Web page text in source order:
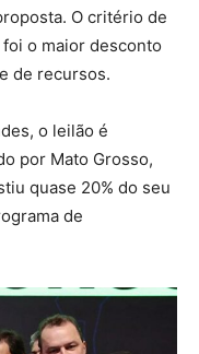
O critério de
o maior desconto
de recursos.
o leilão é
por Mato Grosso,
quase 20% do seu
de